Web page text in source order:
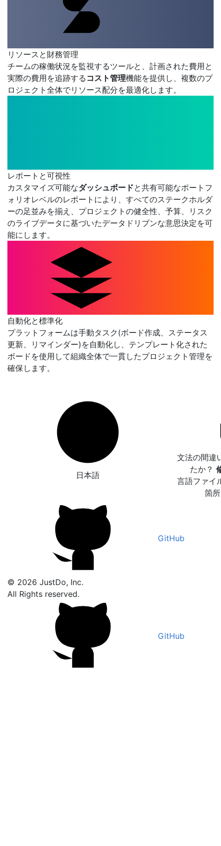
リソースと財務管理
チームの稼働状況を監視するツールと、計画された費用と
実際の費用を追跡する コスト管理機能を提供し、複数のプ
ロジェクト全体でリソース配分を最適化します。
レポートと可視性
カスタマイズ可能なダッシュボードと共有可能なポートフ
ォリオレベルのレポートにより、すべてのステークホルダ
ーの足並みを揃え、プロジェクトの健全性、予算、リスク
のライブデータに基づいたデータドリブンな意思決定を可
能にします。
自動化と標準化
プラットフォームは手動タスク(ボード作成、ステータス
更新、リマインダー)を自動化し、テンプレート化された
ボードを使用して組織全体で一貫したプロジェクト管理を
確保します。
日本語
文法の間違
たか？
言語ファイ
箇
GitHub
© 2026 JustDo, Inc.
All Rights reserved.
GitHub